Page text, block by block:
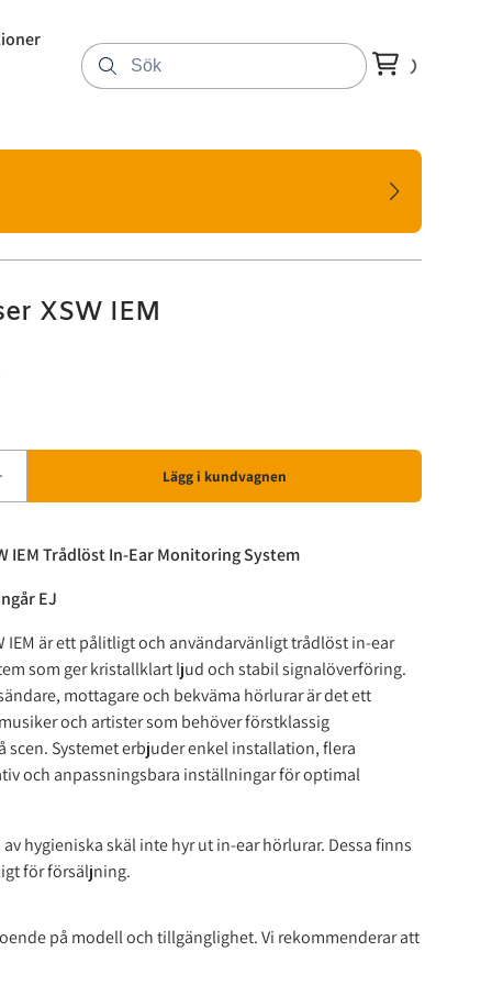
XSW IEM
IEM Trådlöst In-Ear Monitoring System
EJ
IEM är ett pålitligt och användarvänligt trådlöst in-ear
som ger kristallklart ljud och stabil signalöverföring.
mottagare och bekväma hörlurar är det ett
och artister som behöver förstklassig
scen. Systemet erbjuder enkel installation, flera
och anpassningsbara inställningar för optimal
hygieniska skäl inte hyr ut in-ear hörlurar. Dessa finns
för försäljning.
på modell och tillgänglighet. Vi rekommenderar att